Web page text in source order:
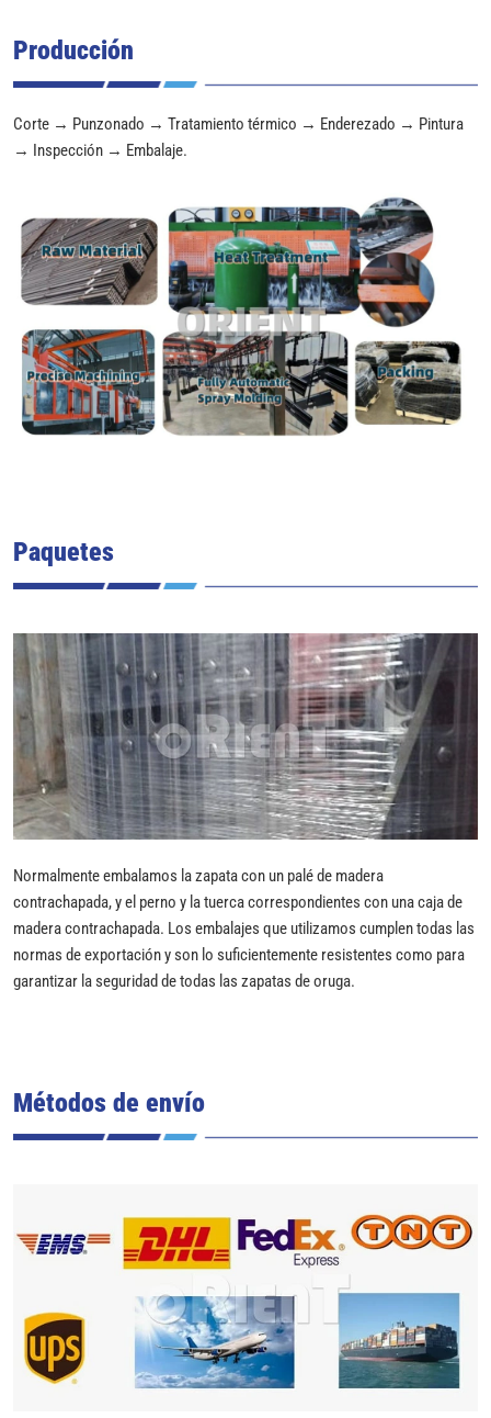
Producción
Corte → Punzonado → Tratamiento térmico → Enderezado → Pintura
→ Inspección → Embalaje.
Paquetes
Normalmente embalamos la zapata con un palé de madera
contrachapada, y el perno y la tuerca correspondientes con una caja de
madera contrachapada. Los embalajes que utilizamos cumplen todas las
normas de exportación y son lo suficientemente resistentes como para
garantizar la seguridad de todas las zapatas de oruga.
Métodos de envío